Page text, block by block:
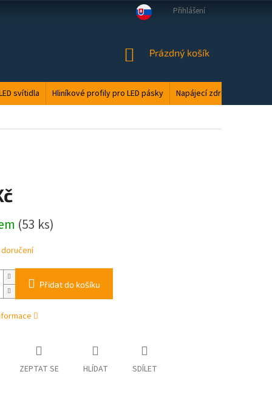
LED ODPAD PODMÍNKY OCHRANY
Přihlášení
NÁKUPNÍ
Prázdný košík
svítidla Hliníkové profily pro LED pásky Napájecí zdroje
(53 ks)
Přidat do košíku
ZEPTAT SE HLÍDAT SDÍLET